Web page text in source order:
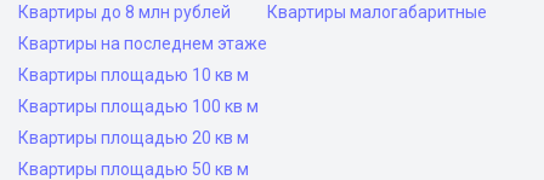
Квартиры до 8 млн рублей
Квартиры малогабаритные
Квартиры на последнем этаже
Квартиры площадью 10 кв м
Квартиры площадью 100 кв м
Квартиры площадью 20 кв м
Квартиры площадью 50 кв м